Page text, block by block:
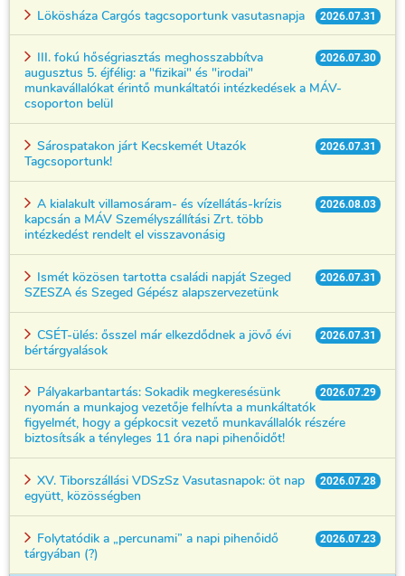
2026.07.31
Lökösháza Cargós tagcsoportunk vasutasnapja
2026.07.30
III. fokú hőségriasztás meghosszabbítva
augusztus 5. éjfélig: a "fizikai" és "irodai"
munkavállalókat érintő munkáltatói intézkedések a MÁV-
csoporton belül
2026.07.31
Sárospatakon járt Kecskemét Utazók
Tagcsoportunk!
2026.08.03
A kialakult villamosáram- és vízellátás-krízis
kapcsán a MÁV Személyszállítási Zrt. több
intézkedést rendelt el visszavonásig
2026.07.31
Ismét közösen tartotta családi napját Szeged
SZESZA és Szeged Gépész alapszervezetünk
2026.07.31
CSÉT-ülés: ősszel már elkezdődnek a jövő évi
bértárgyalások
2026.07.29
Pályakarbantartás: Sokadik megkeresésünk
nyomán a munkajog vezetője felhívta a munkáltatók
figyelmét, hogy a gépkocsit vezető munkavállalók részére
biztosítsák a tényleges 11 óra napi pihenőidőt!
2026.07.28
XV. Tiborszállási VDSzSz Vasutasnapok: öt nap
együtt, közösségben
2026.07.23
Folytatódik a „percunami” a napi pihenőidő
tárgyában (?)